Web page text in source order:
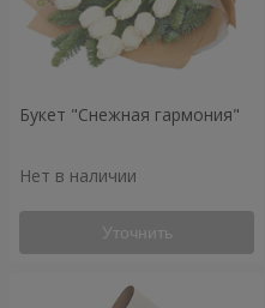
Букет "Снежная гармония"
Нет в наличии
Уточнить